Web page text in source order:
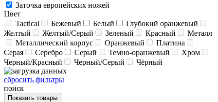
Заточка европейских ножей
Цвет
Tactical
Бежевый Белый
Глубокий оранжевый
Желтый
Желтый/Серый Зеленый Красный
Металл
Металлический корпус
Оранжевый
Платина
Серая
Серебро Серый Темно-оранжевый
Хром
Черный/Красный
Черный/Серый Чёрный
сбросить фильтры
поиск